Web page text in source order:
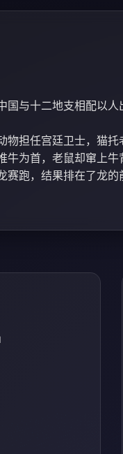
国与十二地支相配以
物担任宫廷卫士，猫
牛为首，老鼠却窜上
赛跑，结果排在了龙